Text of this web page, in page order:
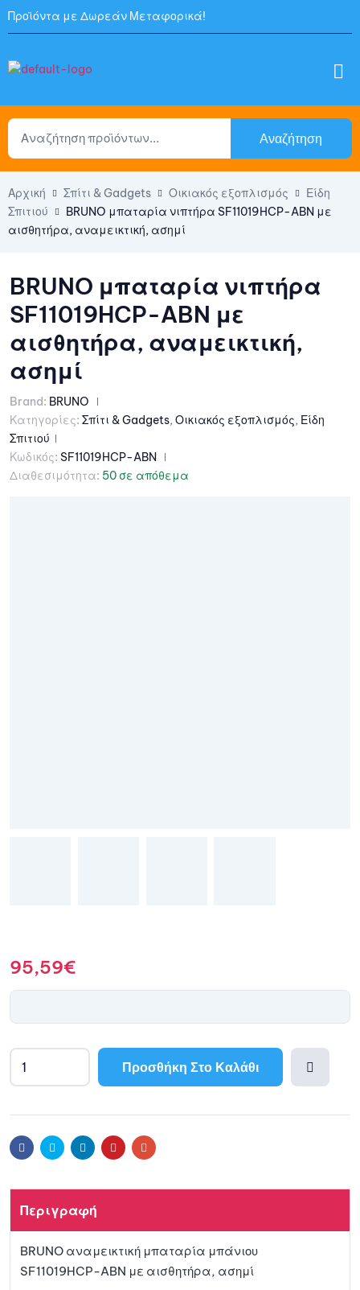
Προϊόντα με Δωρεάν Μεταφορικά!
Αναζήτηση
Αρχική Σπίτι & Gadgets Οικιακός εξοπλισμός
Είδη
Σπιτιού
BRUNO μπαταρία νιπτήρα SF11019HCP-ABN με
αισθητήρα, αναμεικτική, ασημί
BRUNO μπαταρία νιπτήρα
SF11019HCP-ABN με
αισθητήρα, αναμεικτική,
ασημί
Brand: BRUNO
Κατηγορίες: Σπίτι & Gadgets, Οικιακός εξοπλισμός, Είδη
Σπιτιού
Κωδικός: SF11019HCP-ABN
Διαθεσιμότητα: 50 σε απόθεμα
95,59€
Προσθήκη Στο Καλάθι
l
r
FacebookTwitter LinkedinPinterestEmail
Περιγραφή
BRUNO αναμεικτική μπαταρία μπάνιου
SF11019HCP-ABN με αισθητήρα, ασημί